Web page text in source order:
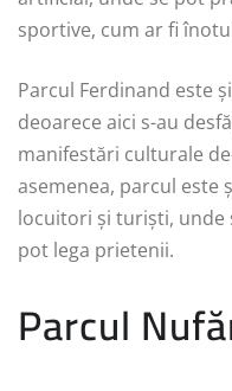
sportive, cum ar fi
Parcul Ferdinand este
deoarece aici s-au
manifestări culturale
asemenea, parcul este
locuitori și turiști, unde
pot lega prietenii.
Parcul